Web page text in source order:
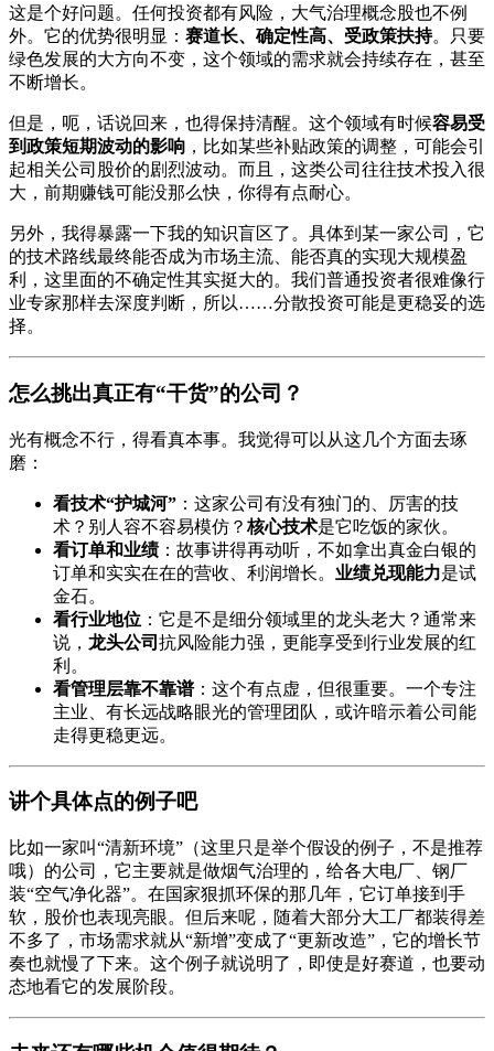
这是个好问题。任何投资都有风险，大气治理概念股也不例
外。它的优势很明显： 赛道长、确定性高、受政策扶持。只要
绿色发展的大方向不变，这个领域的需求就会持续存在，甚至
不断增长。
但是，呃，话说回来，也得保持清醒。这个领域有时候容易受
到政策短期波动的影响 ，比如某些补贴政策的调整，可能会引
起相关公司股价的剧烈波动。而且，这类公司往往技术投入很
大，前期赚钱可能没那么快，你得有点耐心。
另外，我得暴露一下我的知识盲区了。具体到某一家公司，它
的技术路线最终能否成为市场主流、能否真的实现大规模盈
利，这里面的不确定性其实挺大的。我们普通投资者很难像行
业专家那样去深度判断，所以……分散投资可能是更稳妥的选
择。
怎么挑出真正有“干货”的公司？
光有概念不行，得看真本事。我觉得可以从这几个方面去琢
磨：
看技术“护城河” ：这家公司有没有独门的、厉害的技
术？别人容不容易模仿？ 核心技术是它吃饭的家伙。
看订单和业绩：故事讲得再动听，不如拿出真金白银的
订单和实实在在的营收、利润增长。 业绩兑现能力是试
金石。
看行业地位 ：它是不是细分领域里的龙头老大？通常来
说， 龙头公司 抗风险能力强，更能享受到行业发展的红
利。
看管理层靠不靠谱：这个有点虚，但很重要。一个专注
主业、有长远战略眼光的管理团队，或许暗示着公司能
走得更稳更远。
讲个具体点的例子吧
比如一家叫“清新环境”（这里只是举个假设的例子，不是推荐
哦）的公司，它主要就是做烟气治理的，给各大电厂、钢厂
装“空气净化器”。在国家狠抓环保的那几年，它订单接到手
软，股价也表现亮眼。但后来呢，随着大部分大工厂都装得差
不多了，市场需求就从“新增”变成了“更新改造”，它的增长节
奏也就慢了下来。这个例子就说明了，即使是好赛道，也要动
态地看它的发展阶段。